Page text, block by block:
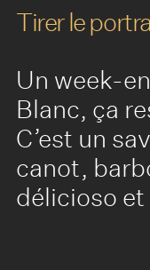
Tirer le
Un week-
Blanc, ça
C’est un
canot,
délicioso et